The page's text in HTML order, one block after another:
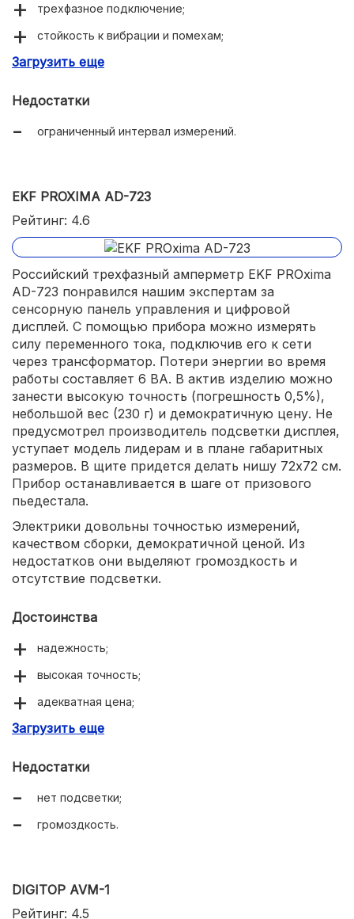
трехфазное подключение;
стойкость к вибрации и помехам;
качественная сборка.
Загрузить еще
Недостатки
ограниченный интервал измерений.
EKF PROXIMA AD-723
Рейтинг: 4.6
Российский трехфазный амперметр EKF PROxima
AD-723 понравился нашим экспертам за
сенсорную панель управления и цифровой
дисплей. С помощью прибора можно измерять
силу переменного тока, подключив его к сети
через трансформатор. Потери энергии во время
работы составляет 6 ВА. В актив изделию можно
занести высокую точность (погрешность 0,5%),
небольшой вес (230 г) и демократичную цену. Не
предусмотрел производитель подсветки дисплея,
уступает модель лидерам и в плане габаритных
размеров. В щите придется делать нишу 72х72 см.
Прибор останавливается в шаге от призового
пьедестала.
Электрики довольны точностью измерений,
качеством сборки, демократичной ценой. Из
недостатков они выделяют громоздкость и
отсутствие подсветки.
Достоинства
надежность;
высокая точность;
адекватная цена;
трехфазное подключение.
Загрузить еще
Недостатки
нет подсветки;
громоздкость.
DIGITOP AVM-1
Рейтинг: 4.5